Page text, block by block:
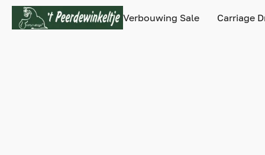
Verbouwing Sale Carriage